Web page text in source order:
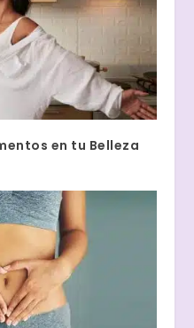
en tu Belleza